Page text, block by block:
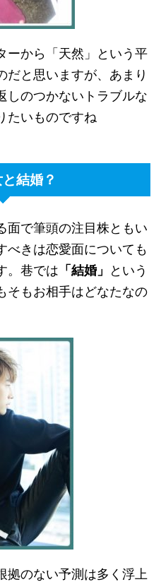
ーから「天然」という平
だと思いますが、あまり
しのつかないトラブルな
たいものですね
結婚？
面で筆頭の注目株ともい
べきは恋愛面についても
。巷では 「結婚」
という
そもお相手はどなたなの
拠のない予測は多く浮上